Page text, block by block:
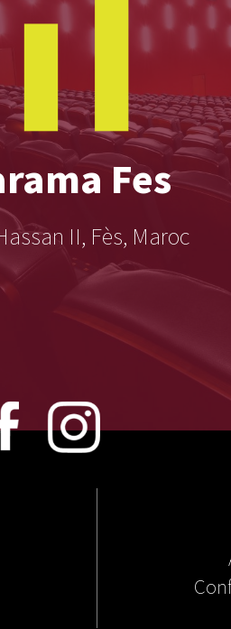
Fes
II, Fès, Maroc